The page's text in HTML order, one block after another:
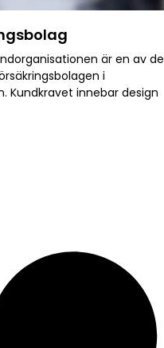
är en av de
i
Kundkravet innebar design